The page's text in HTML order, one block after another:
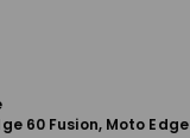
60 Fusion, Moto Edge